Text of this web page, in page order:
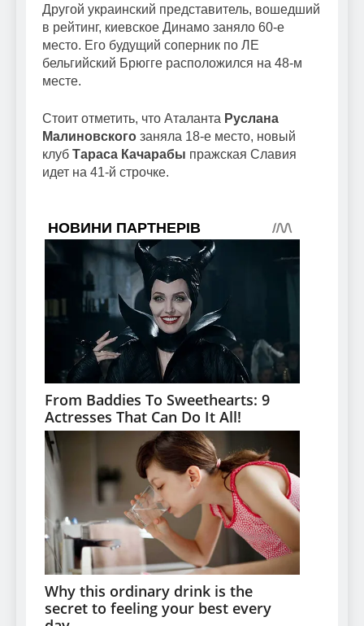
Другой украинский представитель, вошедший
в рейтинг, киевское Динамо заняло 60-е
место. Его будущий соперник по ЛЕ
бельгийский Брюгге расположился на 48-м
месте.
Стоит отметить, что Аталанта Руслана
Малиновского заняла 18-е место, новый
клуб Тараса Качарабы пражская Славия
идет на 41-й строчке.